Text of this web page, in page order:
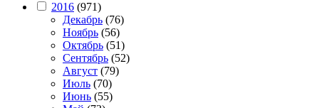
2016 (971)
Декабрь (76)
Ноябрь (56)
Октябрь (51)
Сентябрь (52)
Август (79)
Июль (70)
Июнь (55)